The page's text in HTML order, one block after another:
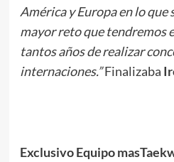
América y Europa en lo que
mayor reto que tendremos
tantos años de realizar
internaciones.”Finalizaba
Exclusivo Equipo